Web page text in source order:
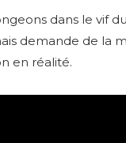
dans le vif
demande de la
en réalité.